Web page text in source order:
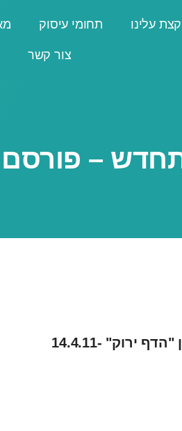
קצת עלינו תחומי עיסוק
צור קשר
– פורסם
ירוק" -14.4.11